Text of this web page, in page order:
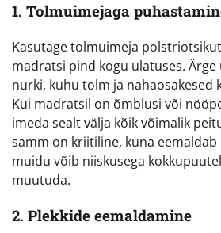
1. Tolmuimejaga
Kasutage tolmuimeja
madratsi pind kogu ulatuses. Ärge
nurki, kuhu tolm ja nahaosakesed
Kui madratsil on õmblusi või
imeda sealt välja kõik võimalik
samm on kriitiline, kuna
muidu võib niiskusega
muutuda.
2. Plekkide eemaldamine